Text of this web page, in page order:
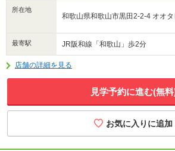
所在地
和歌山県和歌山市黒田2-2-4 オオ
最寄駅 JR阪和線「和歌山」歩2分
店舗の詳細を見る
見学予約に進む(無